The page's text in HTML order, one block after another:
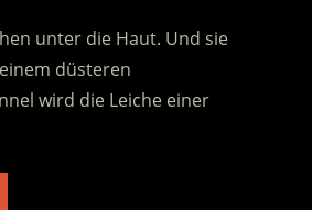
unter die Haut. Und sie
düsteren
wird die Leiche einer